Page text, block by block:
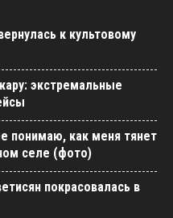
к культовому
экстремальные
понимаю, как меня тянет
селе (фото)
покрасовалась в